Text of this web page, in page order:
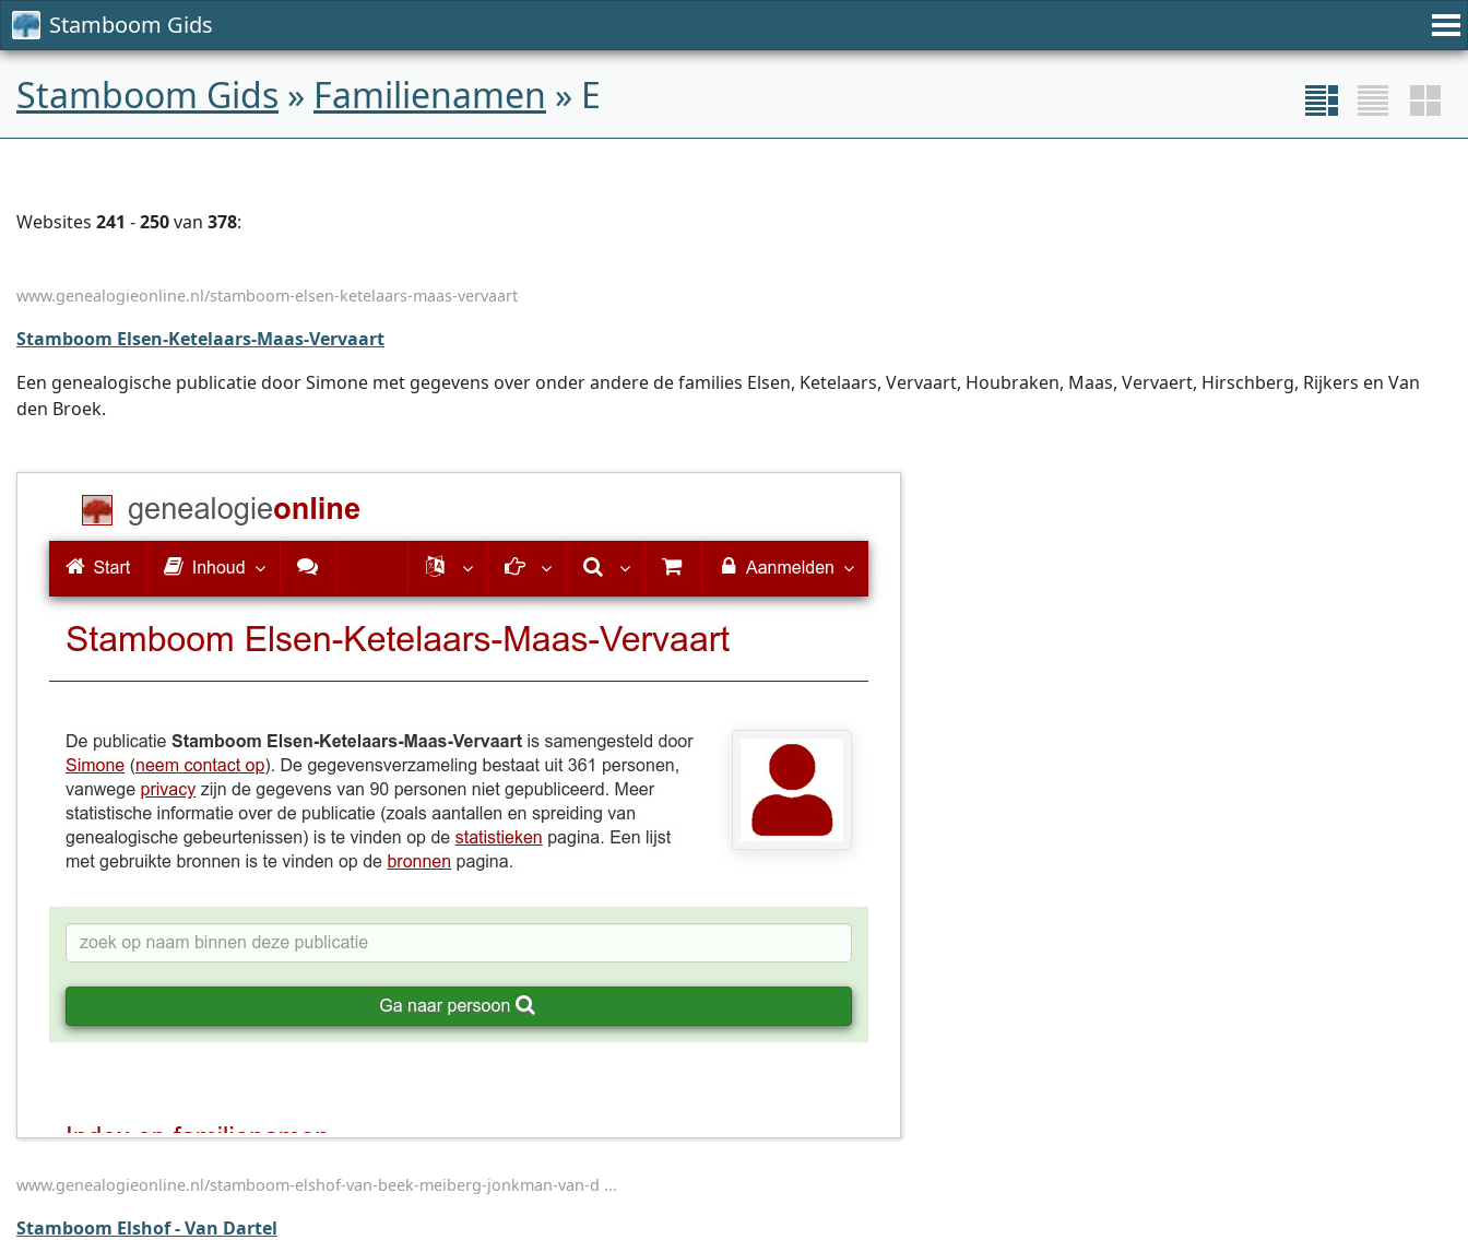
Stamboom Gids
Stamboom Gids » Familienamen » E
Websites 241 -250van 378:
www.genealogieonline.nl/stamboom-elsen-ketelaars-maas-vervaart
Stamboom Elsen-Ketelaars-Maas-Vervaart
Een genealogische publicatie door Simone met gegevens over onder andere de families Elsen, Ketelaars, Vervaart, Houbraken, Maas, Vervaert, Hirschberg, Rijkers en Van
den Broek.
www.genealogieonline.nl/stamboom-elshof-van-beek-meiberg-jonkman-van-d ...
Stamboom Elshof - Van Dartel